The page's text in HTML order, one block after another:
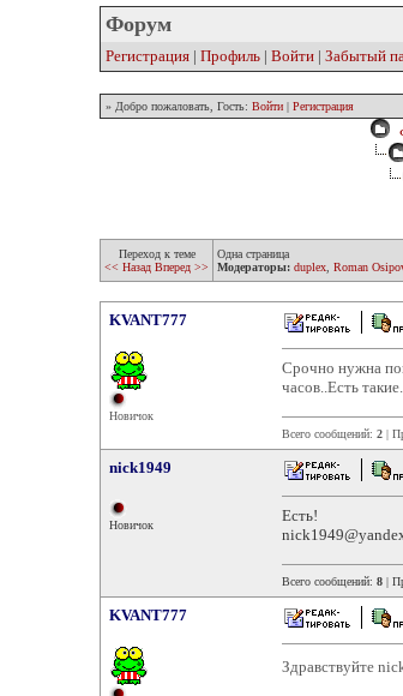
Форум
Регистрация | Профиль | Войти | Забытый
» Добро пожаловать, Гость: Войти | Регистрация
Переход к теме
<< Назад Вперед >>
Одна страница
Модераторы: duplex Roman
KVANT777
Новичок
Срочно нужна
часов..Есть
Всего сообщений: 2 |
nick1949
Новичок
Есть!
Всего сообщений: 8 |
KVANT777
Здравствуйте